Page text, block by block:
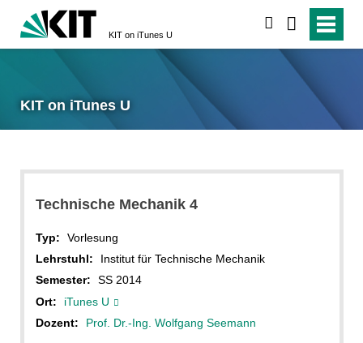
KIT on iTunes U
KIT on iTunes U
Technische Mechanik 4
Typ:
Vorlesung
Lehrstuhl:
Institut für Technische Mechanik
Semester:
SS 2014
Ort:
iTunes U
Dozent:
Prof. Dr.-Ing. Wolfgang Seemann